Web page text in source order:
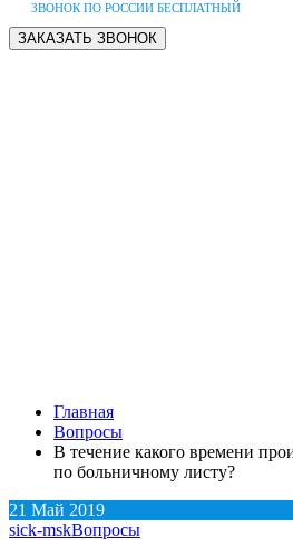
ЗВОНОК ПО РОССИИ БЕСПЛАТНЫЙ
Главная
Вопросы
В течение какого времени
по больничному листу?
21 Май 2019
sick-mskВопросы